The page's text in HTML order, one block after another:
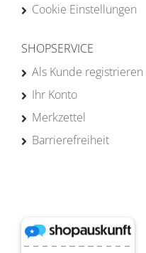
Cookie Einstellungen
SHOPSERVICE
Als Kunde registrieren
Ihr Konto
Merkzettel
Barrierefreiheit